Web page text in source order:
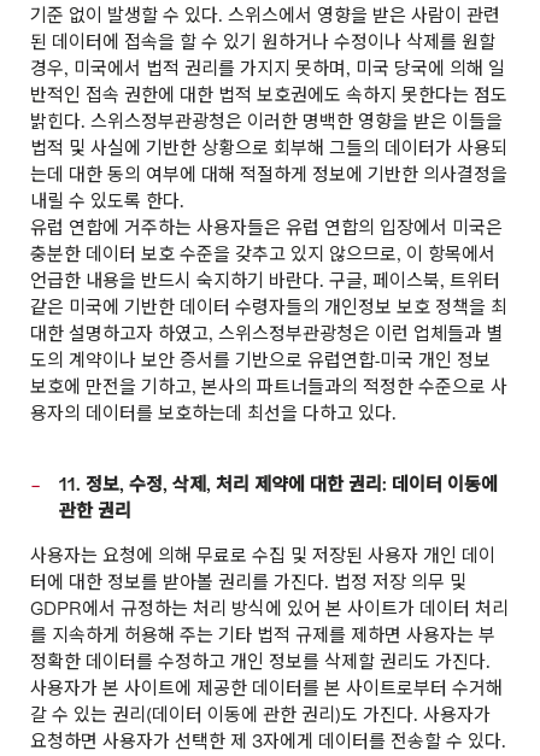
기준 없이 발생할 수 있다. 스위스에서 영향을 받은 사람이 관련
된 데이터에 접속을 할 수 있기 원하거나 수정이나 삭제를 원할
경우, 미국에서 법적 권리를 가지지 못하며, 미국 당국에 의해 일
반적인 접속 권한에 대한 법적 보호권에도 속하지 못한다는 점도
밝힌다. 스위스정부관광청은 이러한 명백한 영향을 받은 이들을
법적 및 사실에 기반한 상황으로 회부해 그들의 데이터가 사용되
는데 대한 동의 여부에 대해 적절하게 정보에 기반한 의사결정을
내릴 수 있도록 한다.
유럽 연합에 거주하는 사용자들은 유럽 연합의 입장에서 미국은
충분한 데이터 보호 수준을 갖추고 있지 않으므로, 이 항목에서
언급한 내용을 반드시 숙지하기 바란다. 구글, 페이스북, 트위터
같은 미국에 기반한 데이터 수령자들의 개인정보 보호 정책을 최
대한 설명하고자 하였고, 스위스정부관광청은 이런 업체들과 별
도의 계약이나 보안 증서를 기반으로 유럽연합-미국 개인 정보
보호에 만전을 기하고, 본사의 파트너들과의 적정한 수준으로 사
용자의 데이터를 보호하는데 최선을 다하고 있다.
11. 정보, 수정, 삭제, 처리 제약에 대한 권리: 데이터 이동에
관한 권리
사용자는 요청에 의해 무료로 수집 및 저장된 사용자 개인 데이
터에 대한 정보를 받아볼 권리를 가진다. 법정 저장 의무 및
GDPR에서 규정하는 처리 방식에 있어 본 사이트가 데이터 처리
를 지속하게 허용해 주는 기타 법적 규제를 제하면 사용자는 부
정확한 데이터를 수정하고 개인 정보를 삭제할 권리도 가진다.
사용자가 본 사이트에 제공한 데이터를 본 사이트로부터 수거해
갈 수 있는 권리(데이터 이동에 관한 권리)도 가진다. 사용자가
요청하면 사용자가 선택한 제 3자에게 데이터를 전송할 수 있다.